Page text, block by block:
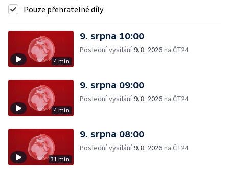
Pouze přehratelné díly
4 min
9. srpna 10:00
Poslední vysílání9. 8. 2026 na ČT24
4 min
9. srpna 09:00
Poslední vysílání9. 8. 2026 na ČT24
31 min
9. srpna 08:00
Poslední vysílání9. 8. 2026 na ČT24